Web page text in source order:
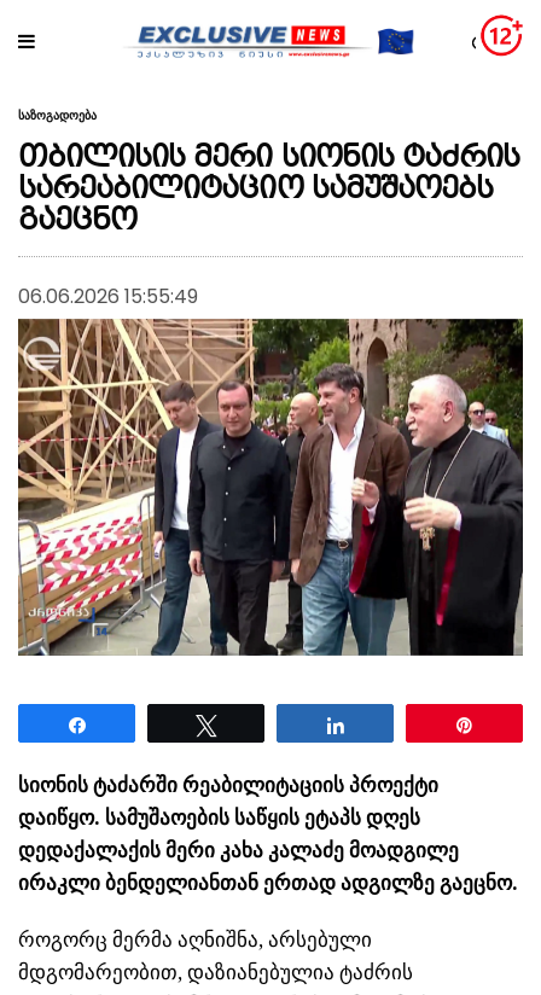
საზოგადოება
თბილისის მერი სიონის ტაძრის
სარეაბილიტაციო სამუშაოებს
გაეცნო
06.06.2026 15:55:49
სიონის ტაძარში რეაბილიტაციის პროექტი
დაიწყო. სამუშაოების საწყის ეტაპს დღეს
დედაქალაქის მერი კახა კალაძე მოადგილე
ირაკლი ბენდელიანთან ერთად ადგილზე გაეცნო.
როგორც მერმა აღნიშნა, არსებული
მდგომარეობით, დაზიანებულია ტაძრის